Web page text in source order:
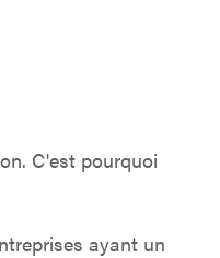
C'est pourquoi
ayant un